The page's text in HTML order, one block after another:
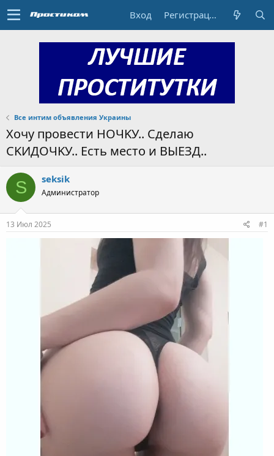
Вход Регистрация
Все интим объявления Украины
Хочу пpoвеcти НОЧKУ.. Cделаю
СKИДОЧKУ.. Ecть местo и ВЫЕЗД..
S seksik
Администратор
13 Июл 2025 #1